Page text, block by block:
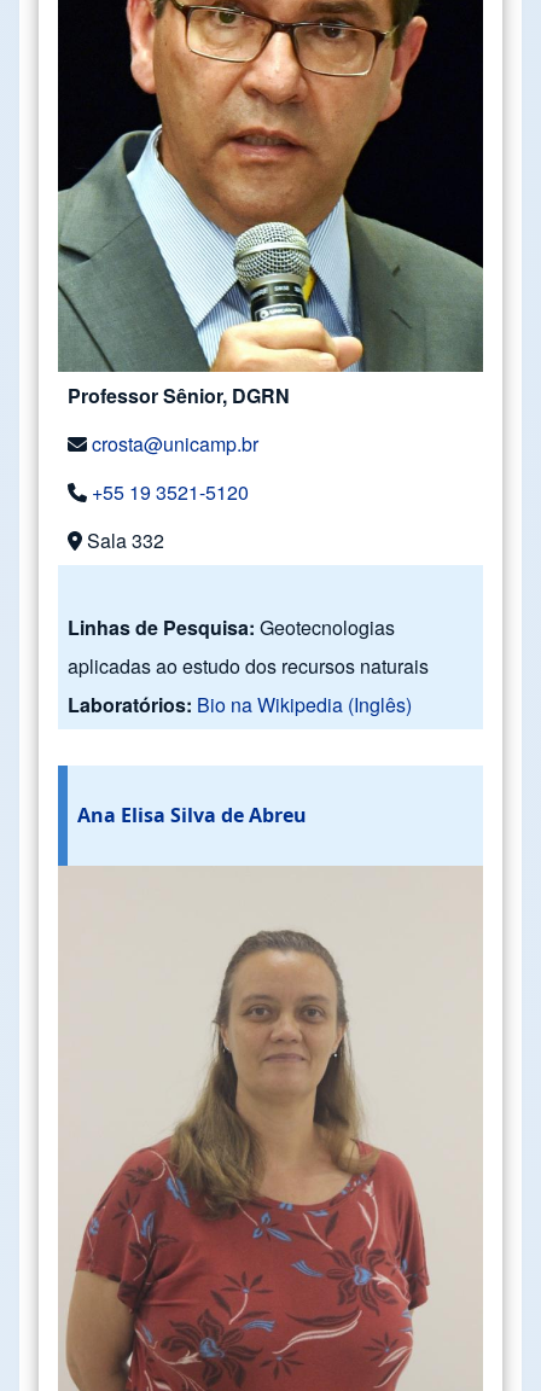
Professor Sênior, DGRN
crosta@unicamp.br
+55 19 3521-5120
Sala 332
Linhas de Pesquisa: Geotecnologias
aplicadas ao estudo dos recursos naturais
Laboratórios: Bio na Wikipedia (Inglês)
Ana Elisa Silva de Abreu